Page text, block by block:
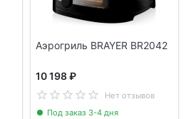
Аэрогриль BRAYER BR2042
10 198 ₽
Нет отзывов
Под заказ 3-4 дня